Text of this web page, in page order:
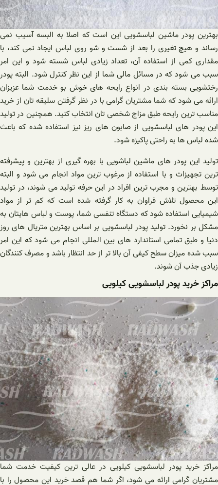
بهترین پودر ماشین لباسشویی این است که اصلا به البسه آسیب نمی
رساند و هیچ تغیری را بعد از شست و شو روی لباس ایجاد نمی کند، با
مقداری کمی از استفاده آن، تعداد زیادی لباس شسته شود و این امر
سبب می شود که در مسائل مالی شما از این نظر کنترل شود. البته پودر
رختشویی بسته بندی در انواع رایحه های خوش بو خدمت شما عزیزان
ارائه می شود که شما مشتریان گرامی با در نظر گرفتن سلیقه تان از خرید
مناسب ترین رایحه طبق مزاج شخصی تان انتخاب کنید. همچنین در تولید
این پودر های لباسشویی از صابون های ریز نیز استفاده شده که باعث
شده لباس ها به راحتی پاکیزه شود.
تولید این پودر های ماشین لباشویی با بهره گیری از بهترین و پیشرفته
ترین تجهیزات و با استفاده از مرغوب ترین مواد انجام می شود و البته
توسط بهترین و مجرب ترین افراد در این حرفه تولید می شوند، در تولید
این محصول تلاش فراوان به کار گرفته شده است که کم تر از مواد
شیمیایی استفاده شود که دستگاه تنفسی شما، پوست و لباس هایتان به
مشکل بر نخورد. تولید پودر لباسشویی بر اساس بهترین متریال های روز
دنیا و طبق تمامی استاندارد های بین المللی انجام می شود که این امر
سبب شده میزان سطح کیفی آن بالا تر از حد انتظار باشد و مصرف کنندگان
زیادی جذب آن شوند.
مراکز خرید پودر لباسشویی کیلویی
مراکز خرید پودر لباسشویی کیلویی در عالی ترین کیفیت خدمت شما
مشتریان گرامی ارائه می شود، اگر شما هم قصد خرید این محصول را با